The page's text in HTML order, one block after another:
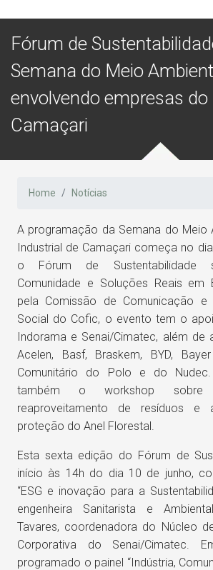
Fórum de
Semana do Meio
envolvendo empresas do
Camaçari
Home Notícias
A programação da Semana do Meio
Industrial de Camaçari começa no
o Fórum de Sustentabilidade
Comunidade e Soluções Reais em
pela Comissão de Comunicação e
Social do Cofic, o evento tem o
Indorama e Senai/Cimatec, além de
Acelen, Basf, Braskem, BYD,
Comunitário do Polo e do
também o workshop sobre
reaproveitamento de resíduos e
proteção do Anel Florestal.
Esta sexta edição do Fórum de
início às 14h do dia 10 de junho,
“ESG e inovação para a
engenheira Sanitarista e
Tavares, coordenadora do Núcleo
Corporativa do Senai/Cimatec.
programado o painel “Indústria,